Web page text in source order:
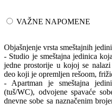
VAŽNE NAPOMENE
Objašnjenje vrsta smeštajnih
- Studio je smeštajna jedinica
jedne prostorije u kojoj se
deo koji je opremljen rešoom,
- Apartman je smeštajna
(tuš/WC), odvojene spavaće
dnevne sobe sa naznačenim